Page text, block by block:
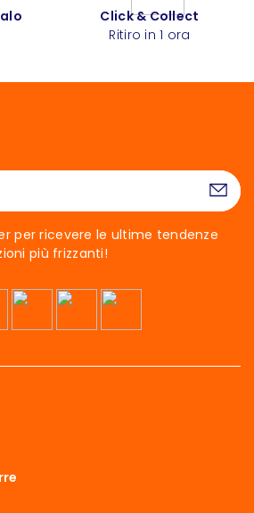
Click & Collect
Ritiro in 1 ora
per ricevere le ultime tendenze
più frizzanti!
questo sito ti interessi